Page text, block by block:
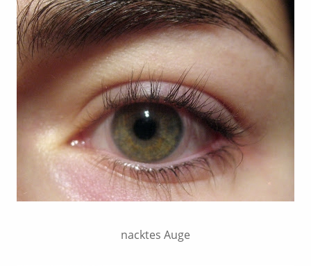
nacktes Auge